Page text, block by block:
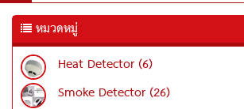
หมวดหมู่
Heat Detector (6)
Smoke Detector (26)